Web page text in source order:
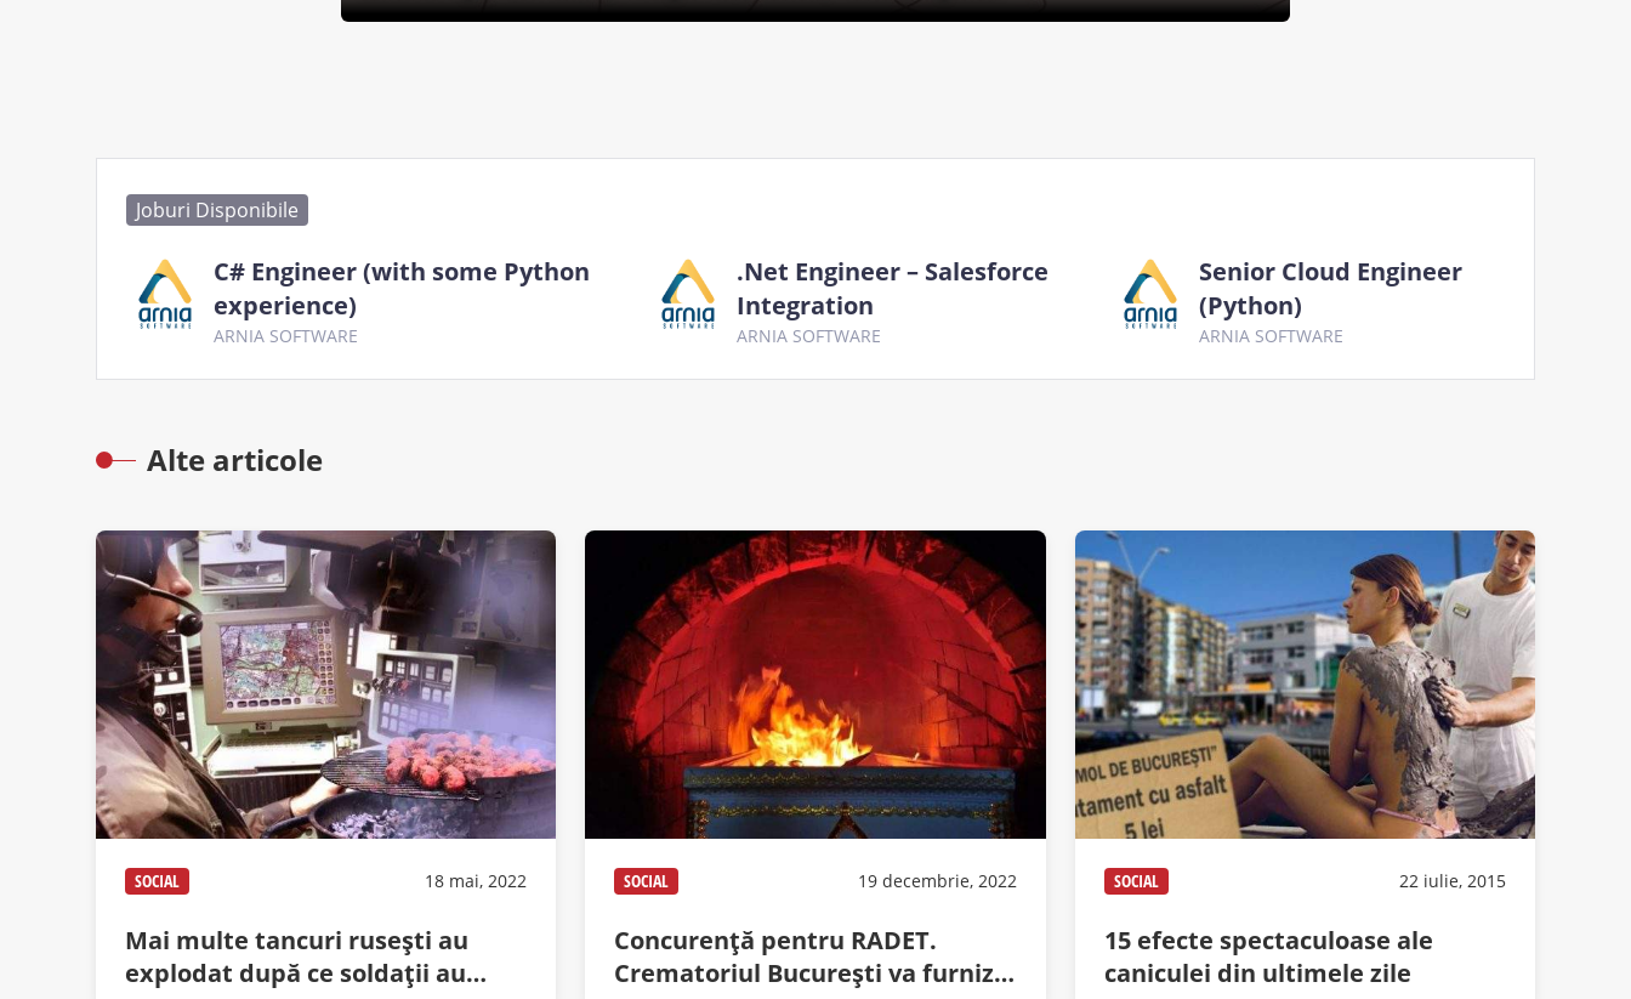
Joburi Disponibile
C# Engineer (with some Python
experience)
ARNIA SOFTWARE
.Net Engineer – Salesforce
Integration
ARNIA SOFTWARE
Senior Cloud Engineer
(Python)
ARNIA SOFTWARE
Alte articole
SOCIAL 18 mai, 2022
Mai multe tancuri ruseşti au
explodat după ce soldaţii au
SOCIAL 19 decembrie, 2022
Concurență pentru RADET.
Crematoriul București va furniza
SOCIAL 22 iulie, 2015
15 efecte spectaculoase ale
caniculei din ultimele zile